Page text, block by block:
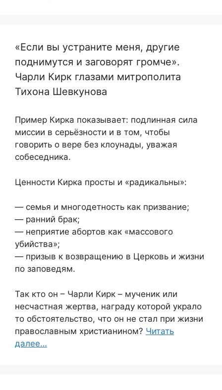
«Если вы устраните меня, другие
поднимутся и заговорят громче».
Чарли Кирк глазами митрополита
Тихона Шевкунова
Пример Кирка показывает: подлинная сила
миссии в серьёзности и в том, чтобы
говорить о вере без клоунады, уважая
собеседника.
Ценности Кирка просты и «радикальны»:
— семья и многодетность как призвание;
— ранний брак;
— неприятие абортов как «массового
убийства»;
— призыв к возвращению в Церковь и жизни
по заповедям.
Так кто он – Чарли Кирк – мученик или
несчастная жертва, награду которой украло
то обстоятельство, что он не стал при жизни
православным христианином? Читать
далее…